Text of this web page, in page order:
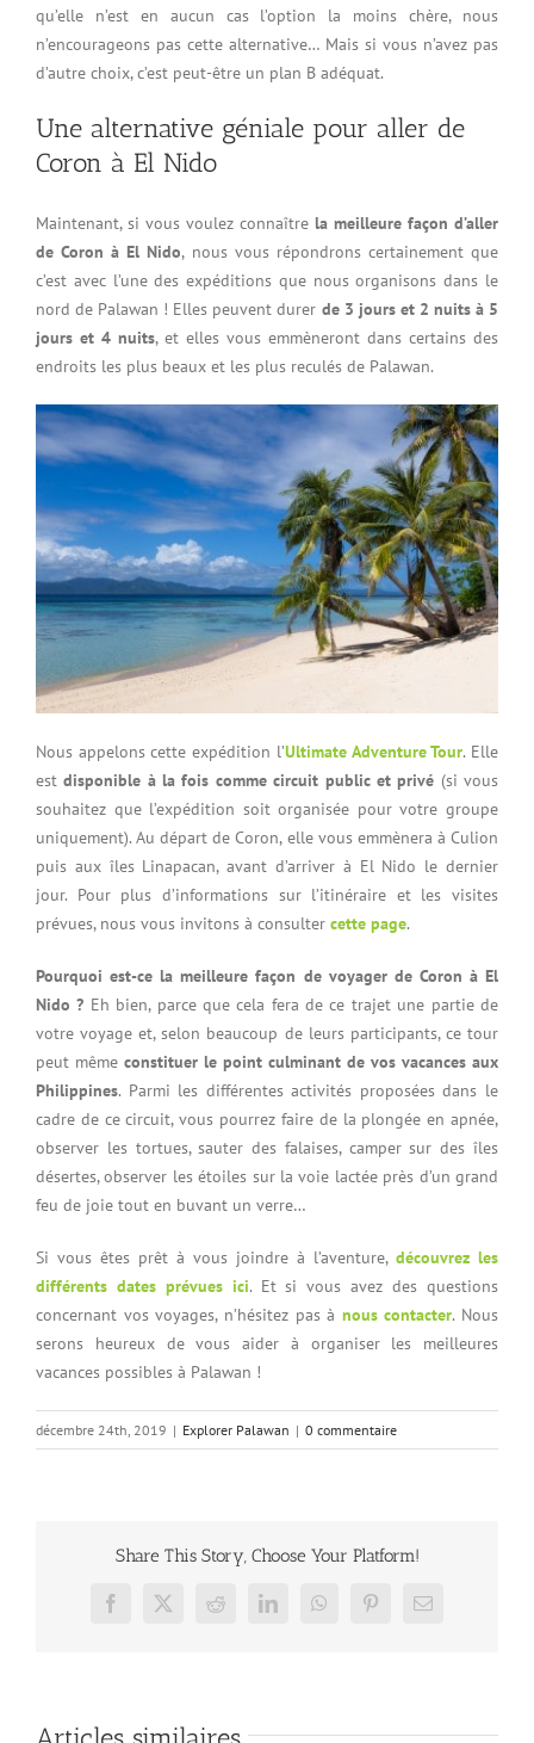
qu’elle n’est en aucun cas l’option la moins chère, nous
n’encourageons pas cette alternative… Mais si vous n’avez pas
d’autre choix, c’est peut-être un plan B adéquat.
Une alternative géniale pour aller de
Coron à El Nido
Maintenant, si vous voulez connaître la meilleure façon d’aller
de Coron à El Nido, nous vous répondrons certainement que
c’est avec l’une des expéditions que nous organisons dans le
nord de Palawan ! Elles peuvent durer de 3 jours et 2 nuits à 5
jours et 4 nuits, et elles vous emmèneront dans certains des
endroits les plus beaux et les plus reculés de Palawan.
Nous appelons cette expédition l’Ultimate Adventure Tour. Elle
estdisponible à la fois comme circuit public et privé (si vous
souhaitez que l’expédition soit organisée pour votre groupe
uniquement). Au départ de Coron, elle vous emmènera à Culion
puis aux îles Linapacan, avant d’arriver à El Nido le dernier
jour. Pour plus d’informations sur l’itinéraire et les visites
prévues, nous vous invitons à consulter cette page.
Pourquoi est-ce la meilleure façon de voyager de Coron à El
Nido ? Eh bien, parce que cela fera de ce trajet une partie de
votre voyage et, selon beaucoup de leurs participants, ce tour
peut même constituer le point culminant de vos vacances aux
Philippines. Parmi les différentes activités proposées dans le
cadre de ce circuit, vous pourrez faire de la plongée en apnée,
observer les tortues, sauter des falaises, camper sur des îles
désertes, observer les étoiles sur la voie lactée près d’un grand
feu de joie tout en buvant un verre…
Si vous êtes prêt à vous joindre à l’aventure, découvrez les
différents dates prévues ici. Et si vous avez des questions
concernant vos voyages, n’hésitez pas à nous contacter. Nous
serons heureux de vous aider à organiser les meilleures
vacances possibles à Palawan !
décembre 24th, 2019 | Explorer Palawan | 0 commentaire
Share This Story, Choose Your Platform!
Facebook
X Reddit LinkedInWhatsAppPinterestEmail